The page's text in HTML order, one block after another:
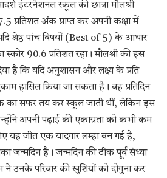
इंटरनेशनल स्कूल की छात्रा मौलश्री
प्रतिशत अंक प्राप्त कर अपनी कक्षा में
यदि श्रेष्ठ पांच विषयों (Best of 5) के आधार
90.6 प्रतिशत रहा। मौलश्री की इस
है कि यदि अनुशासन और लक्ष्य के प्रति
हासिल किया जा सकता है। वह प्रतिदिन
का सफर तय कर स्कूल जाती थीं, लेकिन इस
अपनी पढ़ाई की एकाग्रता को कभी कम
यह जीत एक यादगार लम्हा बन गई है,
जन्मदिन है। जन्मदिन की ठीक पूर्व संध्या
ने उनके परिवार की खुशियों को दोगुना कर